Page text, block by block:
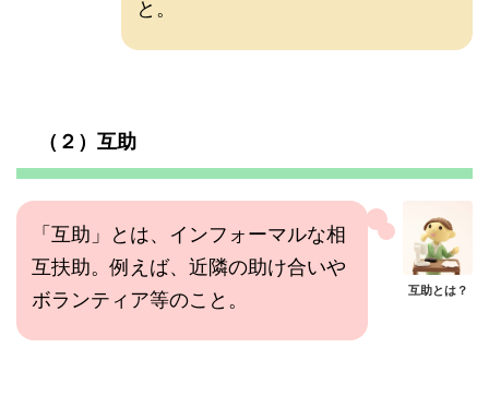
と。
（２）互助
互助とは？
「互助」とは、インフォーマルな相
互扶助。例えば、近隣の助け合いや
ボランティア等のこと。